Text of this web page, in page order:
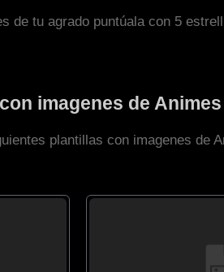
de tu agrado puntúala con 5
imagenes de Animes
plantillas con imagenes de